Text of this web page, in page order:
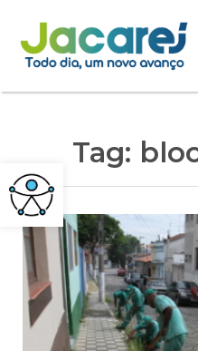
Pular
para
o
Tag: